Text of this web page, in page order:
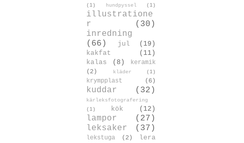
(1)
hundpyssel (1)
illustratione
r
(30)
inredning
(66)
jul
(19)
kakfat
(11)
kalas
(8)
keramik
(2)
kläder (1)
krympplast (6)
kuddar (32)
kärleksfotografering
(1)
kök (12)
lampor
(27)
leksaker
(37)
lekstuga (2)
lera